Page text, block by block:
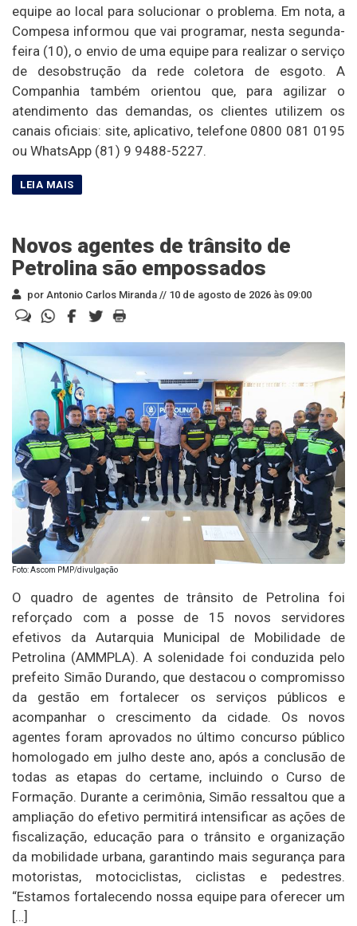
equipe ao local para solucionar o problema. Em nota, a
Compesa informou que vai programar, nesta segunda-
feira (10), o envio de uma equipe para realizar o serviço
de desobstrução da rede coletora de esgoto. A
Companhia também orientou que, para agilizar o
atendimento das demandas, os clientes utilizem os
canais oficiais: site, aplicativo, telefone 0800 081 0195
ou WhatsApp (81) 9 9488-5227.
Novos agentes de trânsito de
Petrolina são empossados
por Antonio Carlos Miranda // 10 de agosto de 2026 às 09:00
Foto: Ascom PMP/divulgação
O quadro de agentes de trânsito de Petrolina foi
reforçado com a posse de 15 novos servidores
efetivos da Autarquia Municipal de Mobilidade de
Petrolina (AMMPLA). A solenidade foi conduzida pelo
prefeito Simão Durando, que destacou o compromisso
da gestão em fortalecer os serviços públicos e
acompanhar o crescimento da cidade. Os novos
agentes foram aprovados no último concurso público
homologado em julho deste ano, após a conclusão de
todas as etapas do certame, incluindo o Curso de
Formação. Durante a cerimônia, Simão ressaltou que a
ampliação do efetivo permitirá intensificar as ações de
fiscalização, educação para o trânsito e organização
da mobilidade urbana, garantindo mais segurança para
motoristas, motociclistas, ciclistas e pedestres.
“Estamos fortalecendo nossa equipe para oferecer um
[…]